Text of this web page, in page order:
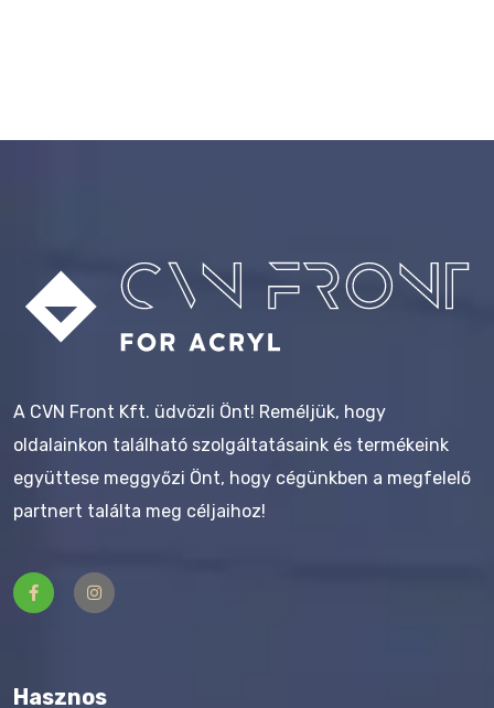
A CVN Front Kft. üdvözli Önt! Reméljük, hogy
oldalainkon található szolgáltatásaink és termékeink
együttese meggyőzi Önt, hogy cégünkben a megfelelő
partnert találta meg céljaihoz!
Hasznos